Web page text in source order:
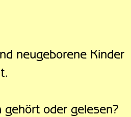
neugeborene Kinder
oder gelesen?